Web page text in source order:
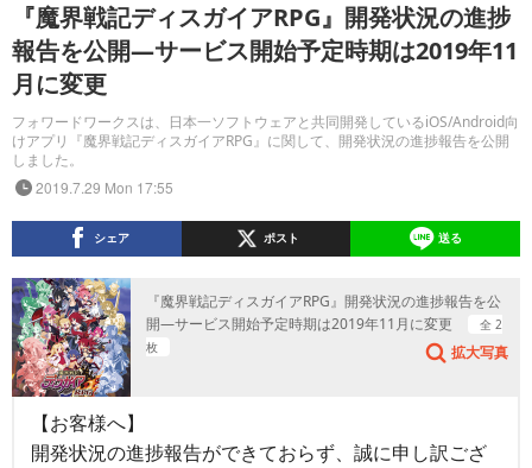
『魔界戦記ディスガイアRPG』開発状況の進捗
報告を公開―サービス開始予定時期は2019年11
月に変更
フォワードワークスは、日本一ソフトウェアと共同開発しているiOS/Android向
けアプリ『魔界戦記ディスガイアRPG』に関して、開発状況の進捗報告を公開
しました。
2019.7.29 Mon 17:55
シェア ポスト 送る
『魔界戦記ディスガイアRPG』開発状況の進捗報告を公
開―サービス開始予定時期は2019年11月に変更
全 2
枚
拡大写真
【お客様へ】
開発状況の進捗報告ができておらず、誠に申し訳ござ